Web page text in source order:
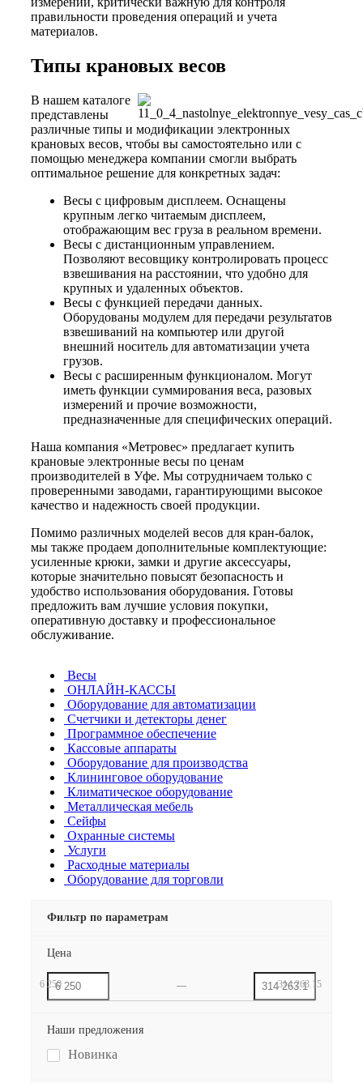
правильности проведения операций и учета
материалов.
Типы крановых весов
В нашем каталоге
представлены
различные типы и модификации электронных
крановых весов, чтобы вы самостоятельно или с
помощью менеджера компании смогли выбрать
оптимальное решение для конкретных задач:
Весы с цифровым дисплеем. Оснащены
крупным легко читаемым дисплеем,
отображающим вес груза в реальном времени.
Весы с дистанционным управлением.
Позволяют весовщику контролировать процесс
взвешивания на расстоянии, что удобно для
крупных и удаленных объектов.
Весы с функцией передачи данных.
Оборудованы модулем для передачи результатов
взвешиваний на компьютер или другой
внешний носитель для автоматизации учета
грузов.
Весы с расширенным функционалом. Могут
иметь функции суммирования веса, разовых
измерений и прочие возможности,
предназначенные для специфических операций.
Наша компания «Метровес» предлагает купить
крановые электронные весы по ценам
производителей в Уфе. Мы сотрудничаем только с
проверенными заводами, гарантирующими высокое
качество и надежность своей продукции.
Помимо различных моделей весов для кран-балок,
мы также продаем дополнительные комплектующие:
усиленные крюки, замки и другие аксессуары,
которые значительно повысят безопасность и
удобство использования оборудования. Готовы
предложить вам лучшие условия покупки,
оперативную доставку и профессиональное
обслуживание.
Весы
ОНЛАЙН-КАССЫ
Оборудование для автоматизации
Счетчики и детекторы денег
Программное обеспечение
Кассовые аппараты
Оборудование для производства
Клининговое оборудование
Климатическое оборудование
Металлическая мебель
Сейфы
Охранные системы
Услуги
Расходные материалы
Оборудование для торговли
Фильтр по параметрам
Цена
6 250 314 263.15
Наши предложения
Новинка